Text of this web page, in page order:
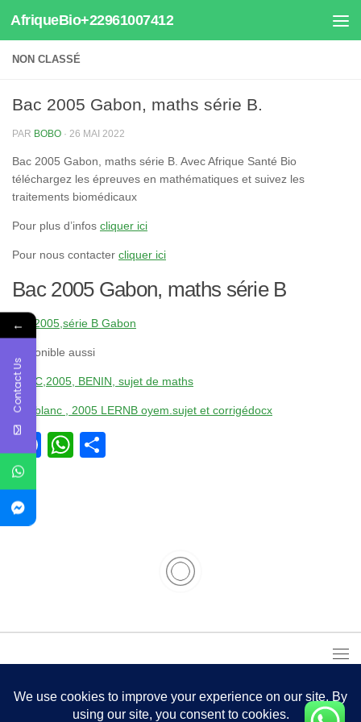
Au dessous du contenu
AfriqueBio+22961007412
NON CLASSÉ
Bac 2005 Gabon, maths série B.
PAR BOBO · 26 MAI 2022
Bac 2005 Gabon, maths série B. Avec Afrique Santé Bio
téléchargez les épreuves en mathématiques et suivez les
traitements biomédicaux
Pour plus d’infos cliquer ici
Pour nous contacter cliquer ici
Bac 2005 Gabon, maths série B
bac 2005,série B Gabon
Disponible aussi
Bac C,2005, BENIN, sujet de maths
Bac blanc , 2005 LERNB oyem.sujet et corrigédocx
Facebook
WhatsApp
←
Contact Us